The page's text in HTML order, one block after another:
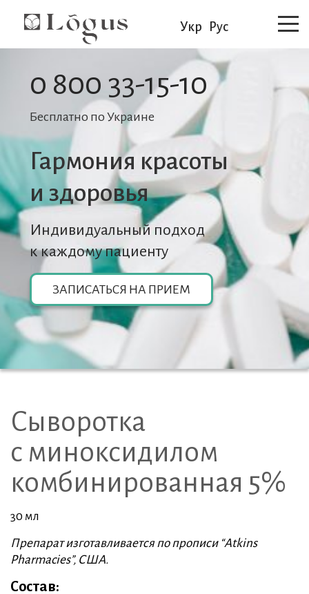
Укр Рус
0 800 33-15-10
Бесплатно по Украине
Гармония красоты
и здоровья
Индивидуальный подход
к каждому пациенту
ЗАПИСАТЬСЯ НА ПРИЕМ
Сыворотка
с миноксидилом
комбинированная 5%
30 мл
Препарат изготавливается по прописи “Atkins
Pharmacies”, США.
Состав: